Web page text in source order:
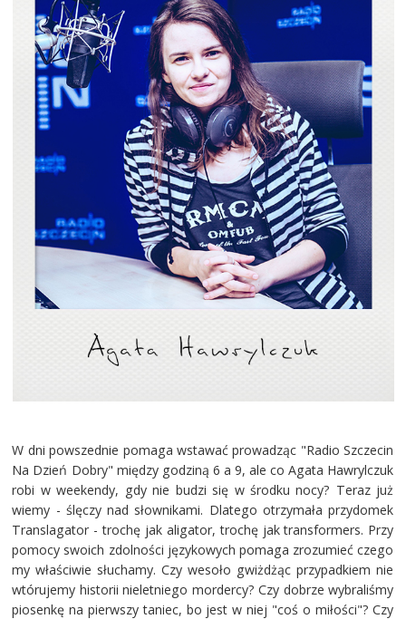
W dni powszednie pomaga wstawać prowadząc "Radio Szczecin
Na Dzień Dobry" między godziną 6 a 9, ale co Agata Hawrylczuk
robi w weekendy, gdy nie budzi się w środku nocy? Teraz już
wiemy - ślęczy nad słownikami. Dlatego otrzymała przydomek
Translagator - trochę jak aligator, trochę jak transformers. Przy
pomocy swoich zdolności językowych pomaga zrozumieć czego
my właściwie słuchamy. Czy wesoło gwiżdżąc przypadkiem nie
wtórujemy historii nieletniego mordercy? Czy dobrze wybraliśmy
piosenkę na pierwszy taniec, bo jest w niej "coś o miłości"? Czy